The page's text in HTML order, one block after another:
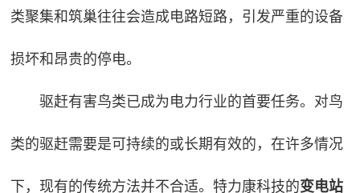
类聚集和筑巢往往会造成电路短路，引发严重的设备
损坏和昂贵的停电。
驱赶有害鸟类已成为电力行业的首要任务。对鸟
类的驱赶需要是可持续的或长期有效的，在许多情况
下，现有的传统方法并不合适。特力康科技的变电站